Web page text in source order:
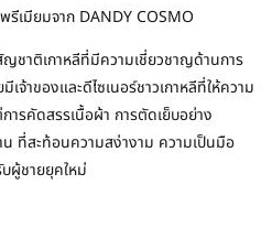
เมียมจาก DANDY COSMO
าติเกาหลีที่มีความเชี่ยวชาญด้านการ
าของและดีไซเนอร์ชาวเกาหลีที่ให้ความ
คัดสรรเนื้อผ้า การตัดเย็บอย่าง
ที่สะท้อนความสง่างาม ความเป็นมือ
ผู้ชายยุคใหม่